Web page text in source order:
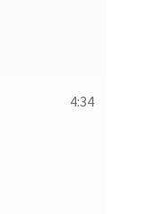
4:34